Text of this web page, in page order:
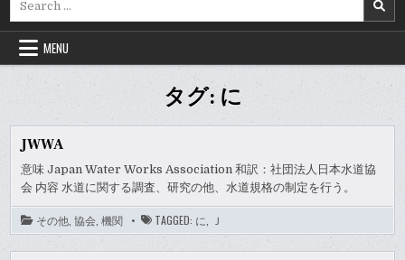
MENU
タグ: に
JWWA
意味 Japan Water Works Association 和訳：社団法人日本水道協
会 内容 水道に関する調査、研究の他、水道規格の制定を行う。
その他 ,協会 ,機関 TAGGED: に Ｊ